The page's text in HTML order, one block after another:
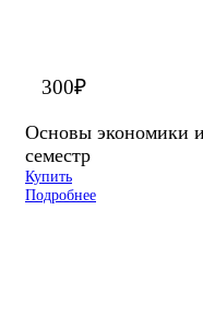
300₽
Основы экономики
семестр
Купить
Подробнее